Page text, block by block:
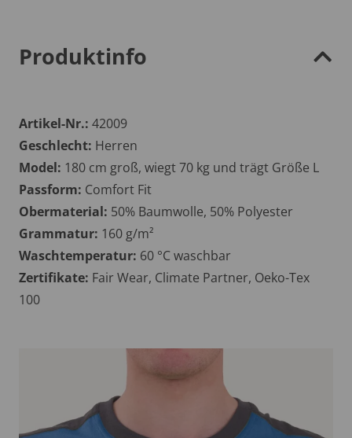
Produktinfo
Artikel-Nr.: 42009
Geschlecht: Herren
Model: 180 cm groß, wiegt 70 kg und trägt Größe L
Passform: Comfort Fit
Obermaterial: 50% Baumwolle, 50% Polyester
Grammatur: 160 g/m²
Waschtemperatur: 60 °C waschbar
Zertifikate: Fair Wear, Climate Partner, Oeko-Tex
100